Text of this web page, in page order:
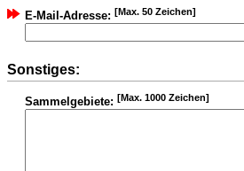
E-Mail-Adresse: [Max. 50 Zeichen]
Sonstiges:
Sammelgebiete: [Max. 1000 Zeichen]